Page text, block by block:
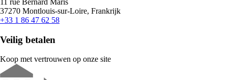
37270 Montlouis-sur-Loire, Frankrijk
+33 1 86 47 62 58
Veilig betalen
Koop met vertrouwen op onze site